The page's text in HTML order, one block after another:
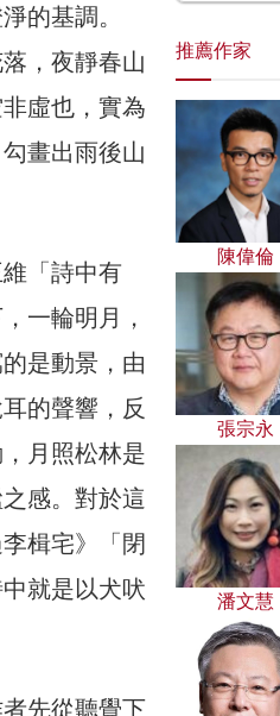
的基調。
，夜靜春山
虛也，實為
畫出雨後山
「詩中有
一輪明月，
是動景，由
的聲響，反
月照松林是
感。對於這
楫宅》「閉
就是以犬吠
先從聽覺下
推薦作家
陳偉倫
張宗永
潘文慧